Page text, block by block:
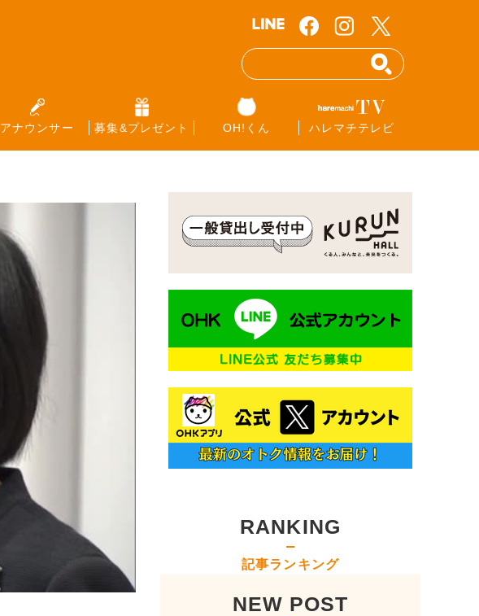
アナウンサー 募集&プレゼント OH!くん ハレマチテレビ
RANKING
記事ランキング
NEW POST